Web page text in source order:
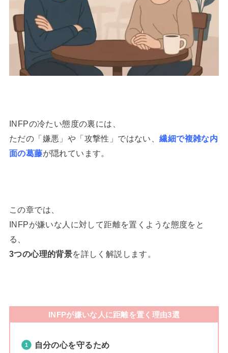
INFPの冷たい態度の裏には、
ただの「嫌悪」や「攻撃性」ではない、繊細で複雑な内
面の葛藤が隠れています。
この章では、
INFPが嫌いな人に対して距離を置くような態度をと
る、
3つの心理的背景を詳しく解説します。
INFPが嫌いな人に距離を置く理由3選
自分の心を守るため